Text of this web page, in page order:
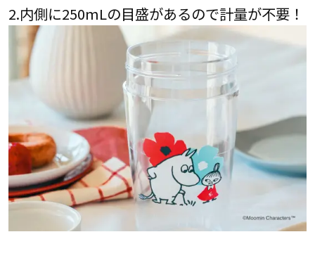
2.内側に250mLの目盛があるので計量が不要！